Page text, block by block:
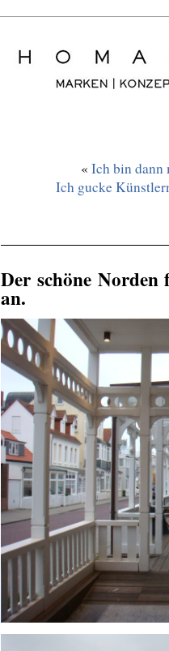
« Ich bin dann
Ich gucke
Der schöne
an.